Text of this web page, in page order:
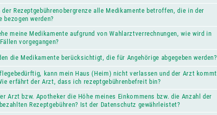
der Rezeptgebührenobergrenze alle Medikamente betroffen, die in der
bezogen werden?
meine Medikamente aufgrund von Wahlarztverrechnungen, wie wird in
vorgegangen?
die Medikamente berücksichtigt, die für Angehörige abgegeben werden?
kann mein Haus (Heim) nicht verlassen und der Arzt kommt
erfährt der Arzt, dass ich rezeptgebührenbefreit bin?
Arzt bzw. Apotheker die Höhe meines Einkommens bzw. die Anzahl der
Rezeptgebühren? Ist der Datenschutz gewährleistet?